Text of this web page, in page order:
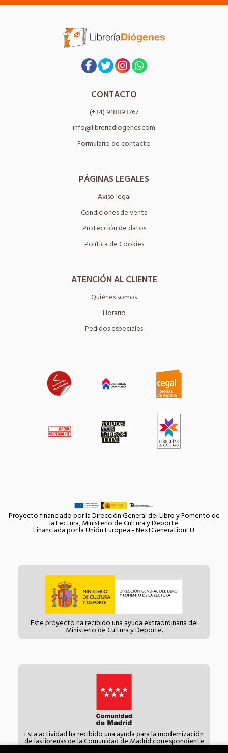
CONTACTO
(+34) 918893767
info@libreriadiogenes.com
Formulario de contacto
PÁGINAS LEGALES
Aviso legal
Condiciones de venta
Protección de datos
Política de Cookies
ATENCIÓN AL CLIENTE
Quiénes somos
Horario
Pedidos especiales
Proyecto financiado por la Dirección General del Libro y Fomento de
la Lectura, Ministerio de Cultura y Deporte.
Financiada por la Unión Europea - NextGenerationEU.
Este proyecto ha recibido una ayuda extraordinaria del
Ministerio de Cultura y Deporte.
Esta actividad ha recibido una ayuda para la modernización
de las librerías de la Comunidad de Madrid correspondiente
al año 2021.